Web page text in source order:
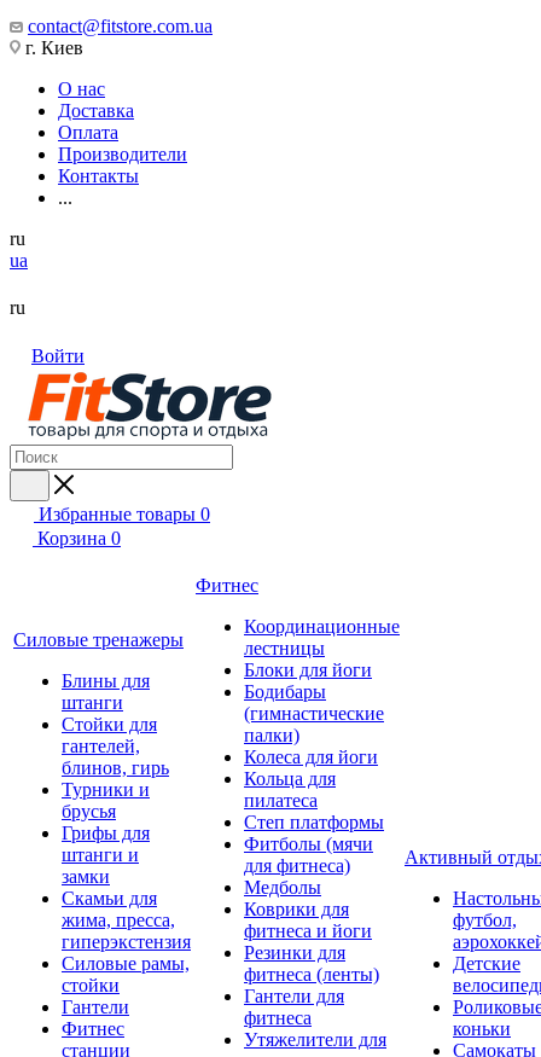
contact@fitstore.com.ua
г. Киев
О нас
Доставка
Оплата
Производители
Контакты
...
ru
ua
ru
Войти
Избранные товары 0
Корзина 0
Силовые тренажеры
Блины для
штанги
Стойки для
гантелей,
блинов, гирь
Турники и
брусья
Грифы для
штанги и
замки
Скамьи для
жима, пресса,
гиперэкстензия
Силовые рамы,
стойки
Гантели
Фитнес
станции
Фитнес
Координационные
лестницы
Блоки для йоги
Бодибары
(гимнастические
палки)
Колеса для йоги
Кольца для
пилатеса
Степ платформы
Фитболы (мячи
для фитнеса)
Медболы
Коврики для
фитнеса и йоги
Резинки для
фитнеса (ленты)
Гантели для
фитнеса
Утяжелители для
Активный
футбол,
Детские
коньки
Самокаты